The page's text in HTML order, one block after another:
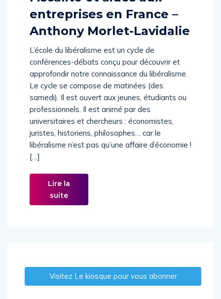
Fiscalité et aides aux
entreprises en France –
Anthony Morlet-Lavidalie
L’école du libéralisme est un cycle de
conférences-débats conçu pour découvrir et
approfondir notre connaissance du libéralisme.
Le cycle se compose de matinées (des
samedi). Il est ouvert aux jeunes, étudiants ou
professionnels. Il est animé par des
universitaires et chercheurs : économistes,
juristes, historiens, philosophes… car le
libéralisme n’est pas qu’une affaire d’économie !
Lire la
suite
Visitez Le kiosque pour vous abonner